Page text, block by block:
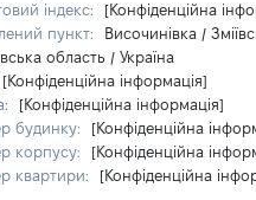
індекс:
[Конфіденційна
пункт:
Височинівка /
область / Україна
[Конфіденційна інформація]
[Конфіденційна інформація]
будинку:
[Конфіденційна
корпусу:
[Конфіденційна
квартири:
[Конфіденційна